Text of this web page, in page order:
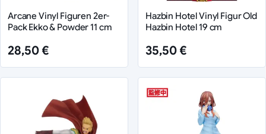
Arcane Vinyl Figuren 2er-
Pack Ekko & Powder 11 cm
28,50 €
Hazbin Hotel Vinyl Figur Old
Hazbin Hotel 19 cm
35,50 €